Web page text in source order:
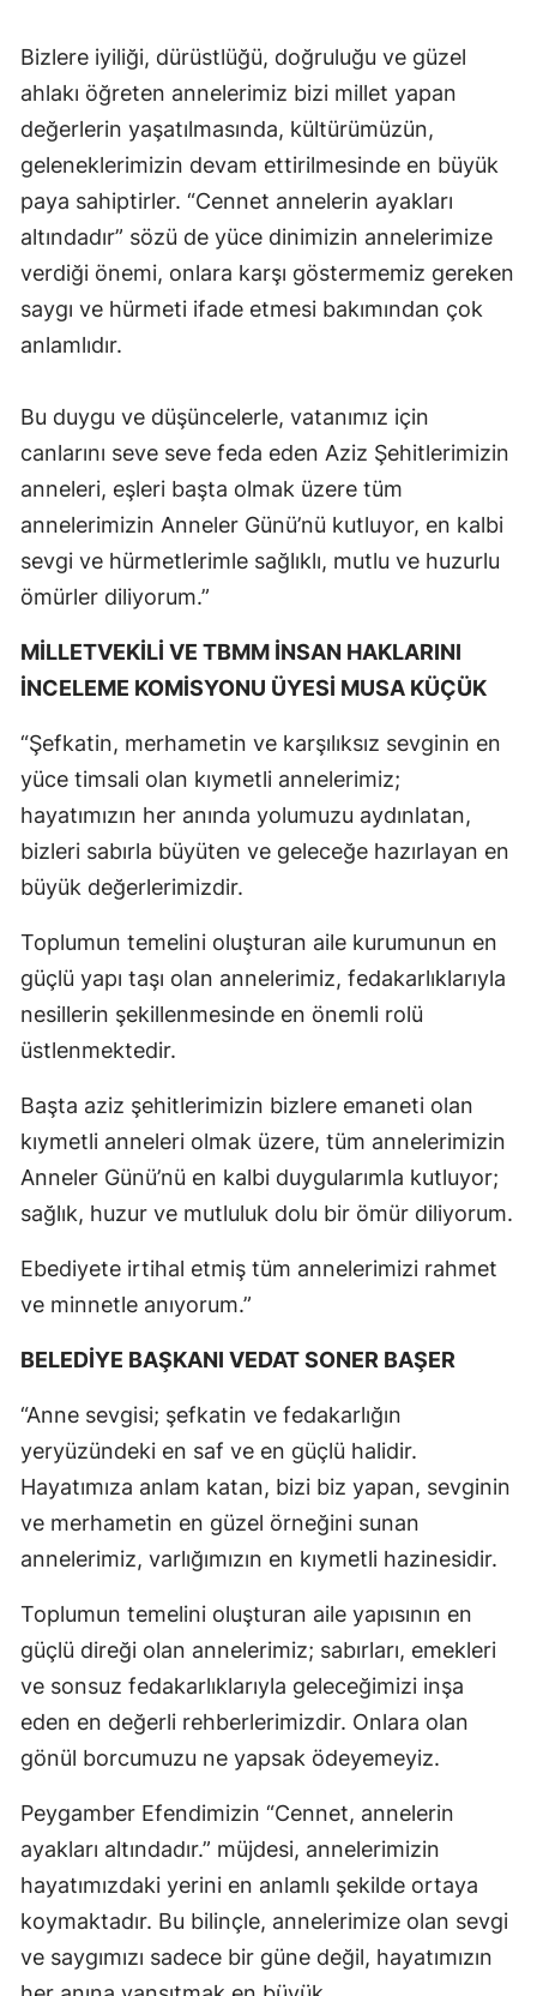
Kastamonu
Kayseri
Kırklareli
Kırşehir
Kocaeli
Konya
Malatya
Manisa
Kahramanmaraş
Mardin
Muş
Ordu
Rize
Siirt
Sivas
Tekirdağ
Tokat
Trabzon
Şanlıurfa
Uşak
Van
Yozgat
Zonguldak
Aksaray
Bayburt
Karaman
Kırıkkale
Şırnak
Bartın
Ardahan
Bizlere iyiliği, dürüstlüğü, doğruluğu ve güzel
ahlakı öğreten annelerimiz bizi millet yapan
değerlerin yaşatılmasında, kültürümüzün,
geleneklerimizin devam ettirilmesinde en büyük
paya sahiptirler. “Cennet annelerin ayakları
altındadır” sözü de yüce dinimizin annelerimize
verdiği önemi, onlara karşı göstermemiz gereken
saygı ve hürmeti ifade etmesi bakımından çok
anlamlıdır.
Bu duygu ve düşüncelerle, vatanımız için
canlarını seve seve feda eden Aziz Şehitlerimizin
anneleri, eşleri başta olmak üzere tüm
annelerimizin Anneler Günü’nü kutluyor, en kalbi
sevgi ve hürmetlerimle sağlıklı, mutlu ve huzurlu
ömürler diliyorum.”
MİLLETVEKİLİ VE TBMM İNSAN HAKLARINI
İNCELEME KOMİSYONU ÜYESİ MUSA KÜÇÜK
“Şefkatin, merhametin ve karşılıksız sevginin en
yüce timsali olan kıymetli annelerimiz;
hayatımızın her anında yolumuzu aydınlatan,
bizleri sabırla büyüten ve geleceğe hazırlayan en
büyük değerlerimizdir.
Toplumun temelini oluşturan aile kurumunun en
güçlü yapı taşı olan annelerimiz, fedakarlıklarıyla
nesillerin şekillenmesinde en önemli rolü
üstlenmektedir.
Başta aziz şehitlerimizin bizlere emaneti olan
kıymetli anneleri olmak üzere, tüm annelerimizin
Anneler Günü’nü en kalbi duygularımla kutluyor;
sağlık, huzur ve mutluluk dolu bir ömür diliyorum.
Ebediyete irtihal etmiş tüm annelerimizi rahmet
ve minnetle anıyorum.”
BELEDİYE BAŞKANI VEDAT SONER BAŞER
“Anne sevgisi; şefkatin ve fedakarlığın
yeryüzündeki en saf ve en güçlü halidir.
Hayatımıza anlam katan, bizi biz yapan, sevginin
ve merhametin en güzel örneğini sunan
annelerimiz, varlığımızın en kıymetli hazinesidir.
Toplumun temelini oluşturan aile yapısının en
güçlü direği olan annelerimiz; sabırları, emekleri
ve sonsuz fedakarlıklarıyla geleceğimizi inşa
eden en değerli rehberlerimizdir. Onlara olan
gönül borcumuzu ne yapsak ödeyemeyiz.
Peygamber Efendimizin “Cennet, annelerin
ayakları altındadır.” müjdesi, annelerimizin
hayatımızdaki yerini en anlamlı şekilde ortaya
koymaktadır. Bu bilinçle, annelerimize olan sevgi
ve saygımızı sadece bir güne değil, hayatımızın